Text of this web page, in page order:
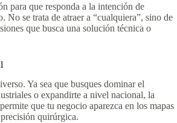
para que responda a la intención de
No se trata de atraer a “cualquiera”, sino de
que busca una solución técnica o
Ya sea que busques dominar el
o expandirte a nivel nacional, la
que tu negocio aparezca en los mapas
quirúrgica.